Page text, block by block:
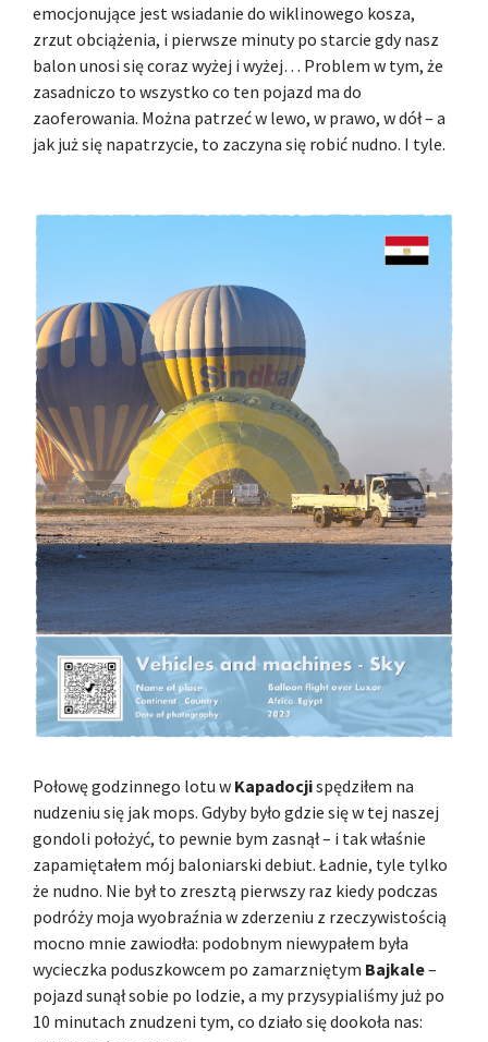
emocjonujące jest wsiadanie do wiklinowego kosza,
zrzut obciążenia, i pierwsze minuty po starcie gdy nasz
balon unosi się coraz wyżej i wyżej… Problem w tym, że
zasadniczo to wszystko co ten pojazd ma do
zaoferowania. Można patrzeć w lewo, w prawo, w dół – a
jak już się napatrzycie, to zaczyna się robić nudno. I tyle.
Połowę godzinnego lotu w Kapadocjispędziłem na
nudzeniu się jak mops. Gdyby było gdzie się w tej naszej
gondoli położyć, to pewnie bym zasnął – i tak właśnie
zapamiętałem mój baloniarski debiut. Ładnie, tyle tylko
że nudno. Nie był to zresztą pierwszy raz kiedy podczas
podróży moja wyobraźnia w zderzeniu z rzeczywistością
mocno mnie zawiodła: podobnym niewypałem była
wycieczka poduszkowcem po zamarzniętym Bajkale–
pojazd sunął sobie po lodzie, a my przysypialiśmy już po
10 minutach znudzeni tym, co działo się dookoła nas: